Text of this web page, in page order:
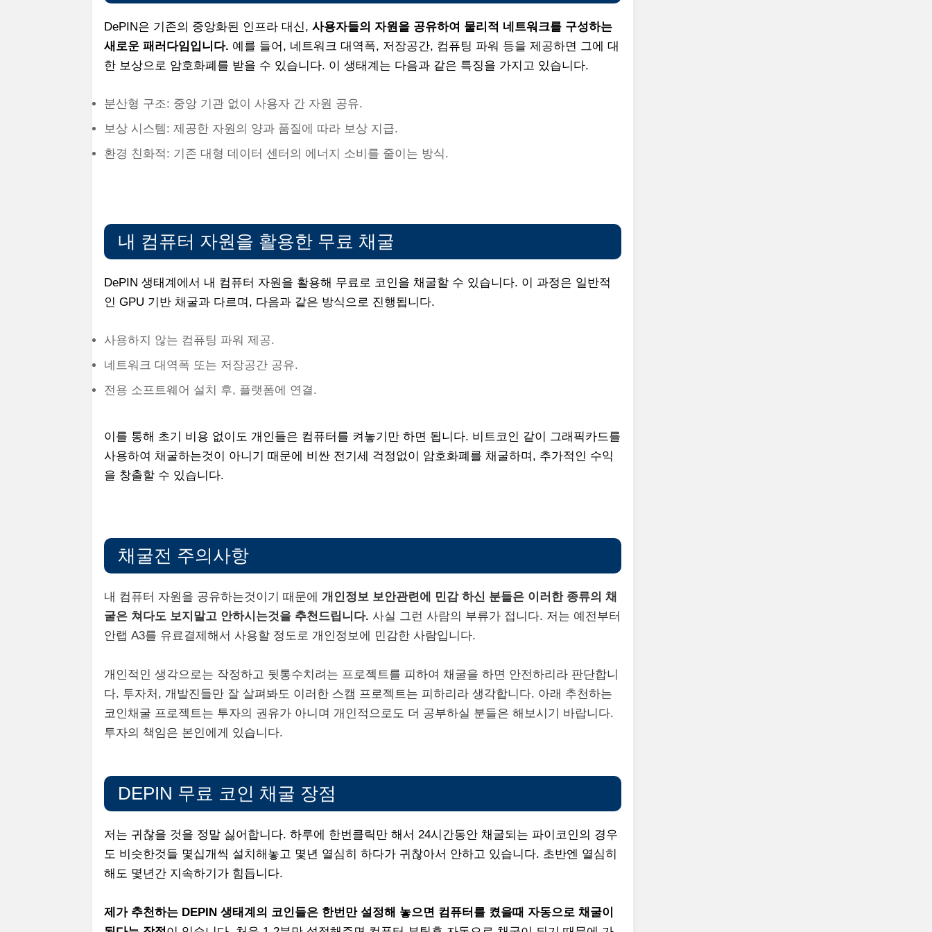
DePIN은 기존의 중앙화된 인프라 대신, 사용자들의 자원을 공유하여 물리적 네트워크를 구성하는
새로운 패러다임입니다. 예를 들어, 네트워크 대역폭, 저장공간, 컴퓨팅 파워 등을 제공하면 그에 대
한 보상으로 암호화폐를 받을 수 있습니다. 이 생태계는 다음과 같은 특징을 가지고 있습니다.
분산형 구조: 중앙 기관 없이 사용자 간 자원 공유.
보상 시스템: 제공한 자원의 양과 품질에 따라 보상 지급.
환경 친화적: 기존 대형 데이터 센터의 에너지 소비를 줄이는 방식.
내 컴퓨터 자원을 활용한 무료 채굴
DePIN 생태계에서 내 컴퓨터 자원을 활용해 무료로 코인을 채굴할 수 있습니다. 이 과정은 일반적
인 GPU 기반 채굴과 다르며, 다음과 같은 방식으로 진행됩니다.
사용하지 않는 컴퓨팅 파워 제공.
네트워크 대역폭 또는 저장공간 공유.
전용 소프트웨어 설치 후, 플랫폼에 연결.
이를 통해 초기 비용 없이도 개인들은 컴퓨터를 켜놓기만 하면 됩니다. 비트코인 같이 그래픽카드를
사용하여 채굴하는것이 아니기 때문에 비싼 전기세 걱정없이 암호화폐를 채굴하며, 추가적인 수익
을 창출할 수 있습니다.
채굴전 주의사항
내 컴퓨터 자원을 공유하는것이기 때문에 개인정보 보안관련에 민감 하신 분들은 이러한 종류의 채
굴은 쳐다도 보지말고 안하시는것을 추천드립니다. 사실 그런 사람의 부류가 접니다. 저는 예전부터
안랩 A3를 유료결제해서 사용할 정도로 개인정보에 민감한 사람입니다.
개인적인 생각으로는 작정하고 뒷통수치려는 프로젝트를 피하여 채굴을 하면 안전하리라 판단합니
다. 투자처, 개발진들만 잘 살펴봐도 이러한 스캠 프로젝트는 피하리라 생각합니다. 아래 추천하는
코인채굴 프로젝트는 투자의 권유가 아니며 개인적으로도 더 공부하실 분들은 해보시기 바랍니다.
투자의 책임은 본인에게 있습니다.
DEPIN 무료 코인 채굴 장점
저는 귀찮을 것을 정말 싫어합니다. 하루에 한번클릭만 해서 24시간동안 채굴되는 파이코인의 경우
도 비슷한것들 몇십개씩 설치해놓고 몇년 열심히 하다가 귀찮아서 안하고 있습니다. 초반엔 열심히
해도 몇년간 지속하기가 힘듭니다.
제가 추천하는 DEPIN 생태계의 코인들은 한번만 설정해 놓으면 컴퓨터를 켰을때 자동으로 채굴이